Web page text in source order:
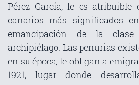
Pérez García, le es
canarios más significados
emancipación de la clase
archipiélago. Las penurias
en su época, le obligan a
1921, lugar donde